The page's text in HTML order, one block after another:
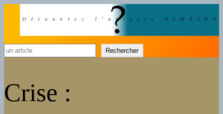
Rechercher
Crise :